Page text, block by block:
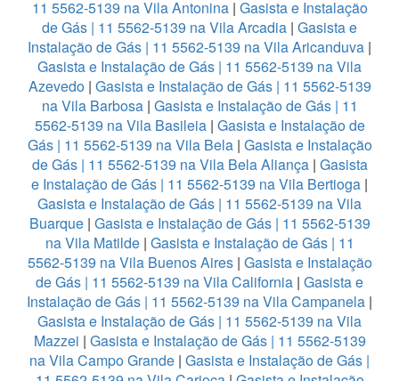
11 5562-5139 na Vila Antonina| Gasista e Instalação
de Gás | 11 5562-5139 na Vila Arcadia | Gasista e
Instalação de Gás | 11 5562-5139 na Vila Aricanduva |
Gasista e Instalação de Gás | 11 5562-5139 na Vila
Azevedo| Gasista e Instalação de Gás | 11 5562-5139
na Vila Barbosa| Gasista e Instalação de Gás | 11
5562-5139 na Vila Basileia| Gasista e Instalação de
Gás | 11 5562-5139 na Vila Bela| Gasista e Instalação
de Gás | 11 5562-5139 na Vila Bela Aliança| Gasista
e Instalação de Gás | 11 5562-5139 na Vila Bertioga |
Gasista e Instalação de Gás | 11 5562-5139 na Vila
Buarque| Gasista e Instalação de Gás | 11 5562-5139
na Vila Matilde| Gasista e Instalação de Gás | 11
5562-5139 na Vila Buenos Aires| Gasista e Instalação
de Gás | 11 5562-5139 na Vila California | Gasista e
Instalação de Gás | 11 5562-5139 na Vila Campanela |
Gasista e Instalação de Gás | 11 5562-5139 na Vila
Mazzei | Gasista e Instalação de Gás | 11 5562-5139
na Vila Campo Grande | Gasista e Instalação de Gás |